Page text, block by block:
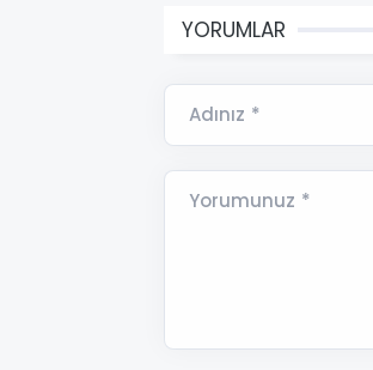
YORUMLAR
Adınız *
Yorumunuz *